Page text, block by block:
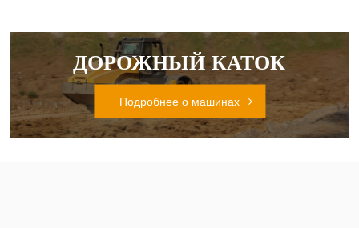
ДОРОЖНЫЙ КАТОК
Подробнее о машинах